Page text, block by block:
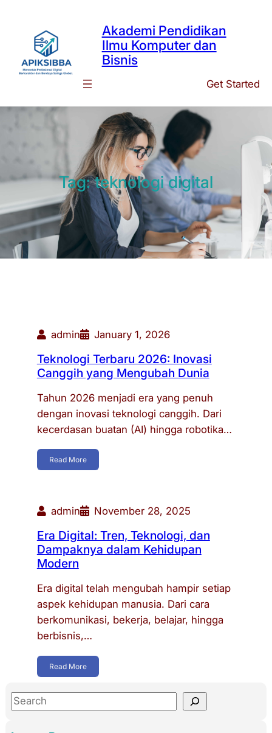
content
Akademi Pendidikan
Ilmu Komputer dan
Bisnis
Get Started
Tag:teknologi digital
admin January 1, 2026
Teknologi Terbaru 2026: Inovasi
Canggih yang Mengubah Dunia
Tahun 2026 menjadi era yang penuh
dengan inovasi teknologi canggih. Dari
kecerdasan buatan (AI) hingga robotika…
Read More
admin November 28, 2025
Era Digital: Tren, Teknologi, dan
Dampaknya dalam Kehidupan
Modern
Era digital telah mengubah hampir setiap
aspek kehidupan manusia. Dari cara
berkomunikasi, bekerja, belajar, hingga
berbisnis,…
Read More
S